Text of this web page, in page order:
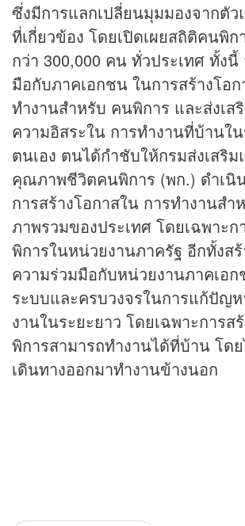
ซึ่งมีการแลกเปลี่ยนมุมมองจากตั
ที่เกี่ยวข้อง โดยเปิดเผยสถิติคนพิ
กว่า 300,000 คน ทั่วประเทศ ทั้ง
มือกับภาคเอกชน ในการสร้างโอ
ทำงานสำหรับ คนพิการ และส่งเส
ความอิสระใน การทำงานที่บ้านใ
ตนเอง ตนได้กำชับให้กรมส่งเสริ
คุณภาพชีวิตคนพิการ (พก.) ดำเนิ
การสร้างโอกาสใน การทำงานส
ภาพรวมของประเทศ โดยเฉพาะก
พิการในหน่วยงานภาครัฐ อีกทั้งสร้
ความร่วมมือกับหน่วยงานภาคเอก
ระบบและครบวงจรในการแก้ปัญ
งานในระยะยาว โดยเฉพาะการส
พิการสามารถทำงานได้ที่บ้าน โด
เดินทางออกมาทำงานข้างนอก